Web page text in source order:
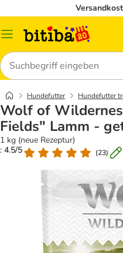
Menü
Suchen
Hundefutter Hundefutter
Wolf of
Fields" Lamm -
1 kg (neue Rezeptur)
: 4.5/5
(23)